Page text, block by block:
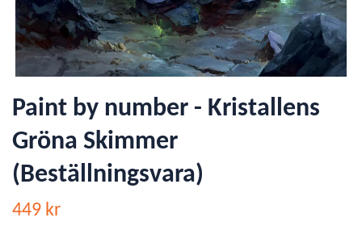
Paint by number - Kristallens
Gröna Skimmer
(Beställningsvara)
449 kr